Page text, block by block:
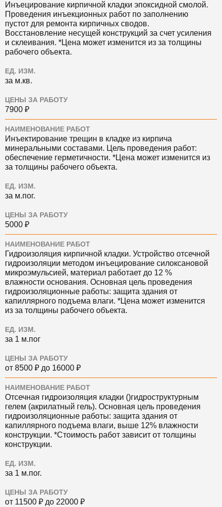
Инъецирование кирпичной кладки эпоксидной смолой.
Проведения инъекционных работ по заполнению
пустот для ремонта кирпичных сводов.
Восстановление несущей конструкций за счет усиления
и склеивания. *Цена может изменится из за толщины
рабочего объекта.
ЕД. ИЗМ.
за м.кв.
ЦЕНЫ ЗА РАБОТУ
7900 ₽
НАИМЕНОВАНИЕ РАБОТ
Инъектирование трещин в кладке из кирпича
минеральными составами. Цель проведения работ:
обеспечение герметичности. *Цена может изменится из
за толщины рабочего объекта.
ЕД. ИЗМ.
за м.пог.
ЦЕНЫ ЗА РАБОТУ
5000 ₽
НАИМЕНОВАНИЕ РАБОТ
Гидроизоляция кирпичной кладки. Устройство отсечной
гидроизоляции методом инъецирование силоксановой
микроэмульсией, материал работает до 12 %
влажности основания. Основная цель проведения
гидроизоляционные работы: защита здания от
капиллярного подъема влаги. *Цена может изменится
из за толщины рабочего объекта.
ЕД. ИЗМ.
за 1 м.пог
ЦЕНЫ ЗА РАБОТУ
от 8500 ₽ до 16000 ₽
НАИМЕНОВАНИЕ РАБОТ
Отсечная гидроизоляция кладки ()гидроструктурным
гелем (акрилатный гель). Основная цель проведения
гидроизоляционные работы: защита здания от
капиллярного подъема влаги, выше 12% влажности
конструкции. *Стоимость работ зависит от толщины
конструкции.
ЕД. ИЗМ.
за 1 м.пог.
ЦЕНЫ ЗА РАБОТУ
от 11500 ₽ до 22000 ₽